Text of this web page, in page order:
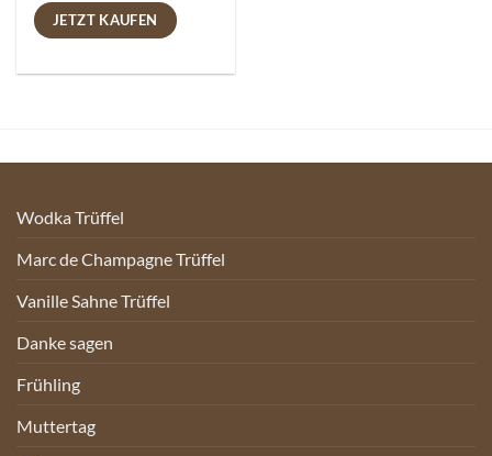
JETZT KAUFEN
Wodka Trüffel
Marc de Champagne Trüffel
Vanille Sahne Trüffel
Danke sagen
Frühling
Muttertag